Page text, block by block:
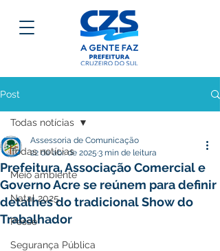
Post
Todas notícias
Meio ambiente
Natal 2025
Posse
Segurança Pública
Todas notícias
Prefeitura, Associação Comercial e
Governo Acre se reúnem para definir
detalhes do tradicional Show do
Trabalhador
Assessoria de Comunicação
22 de abr. de 2025 3 min de leitura